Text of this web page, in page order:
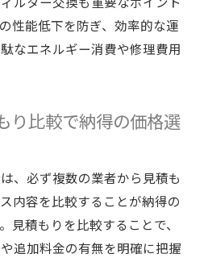
性能低下を防ぎ、効率的な運
なエネルギー消費や修理費用
り比較で納得の価格選
、必ず複数の業者から見積も
内容を比較することが納得の
見積もりを比較することで、
追加料金の有無を明確に把握